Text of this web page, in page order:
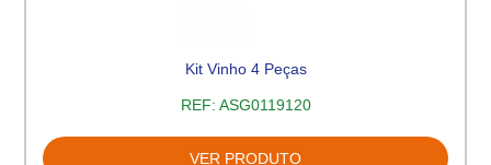
Kit Vinho 4 Peças
REF: ASG0119120
VER PRODUTO